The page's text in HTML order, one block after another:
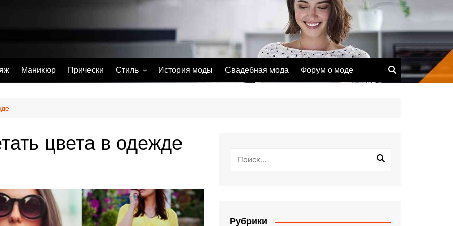
Маникюр Прически Стиль История моды Свадебная мода Форум о моде
цвета в одежде
Рубрики